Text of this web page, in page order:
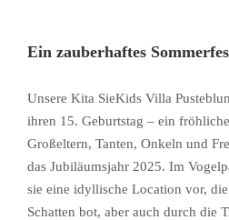
Ein zauberhaftes
Unsere Kita SieKids Villa
ihren 15. Geburtstag – ein
Großeltern, Tanten, Onkeln und
das Jubiläumsjahr 2025. Im
sie eine idyllische Location vor,
Schatten bot, aber auch durch die